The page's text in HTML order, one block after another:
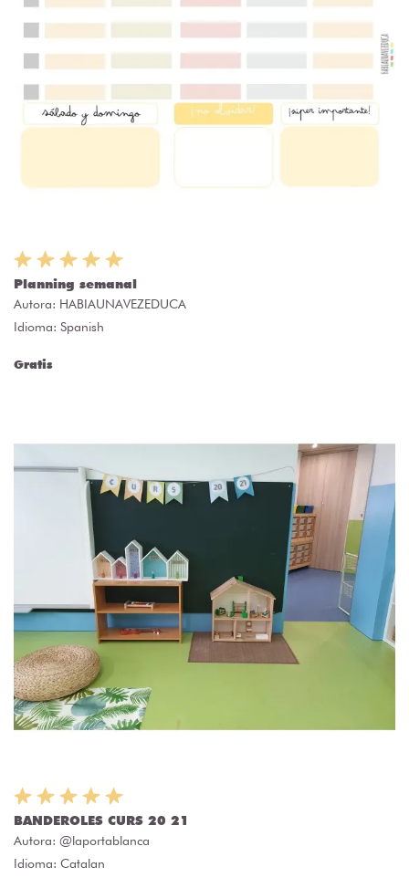
Planning semanal
Autora: HABIAUNAVEZEDUCA
Idioma: Spanish
Gratis
BANDEROLES CURS 20 21
Autora: @laportablanca
Idioma: Catalan